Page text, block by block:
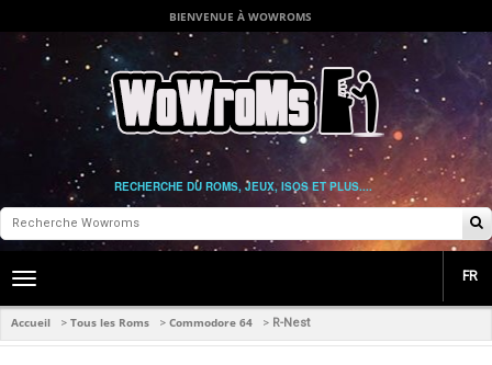
BIENVENUE À WOWROMS
RECHERCHE DU ROMS, JEUX, ISOS ET PLUS....
Toggle
navigation
FR
Accueil > Tous les Roms > Commodore 64 > R-Nest